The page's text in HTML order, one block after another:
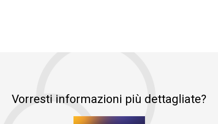
Vorresti informazioni più dettagliate?